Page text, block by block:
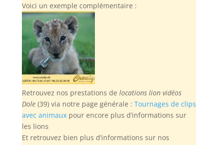
Voici un exemple complémentaire :
Retrouvez nos prestations de locations lion vidéos
Dole(39) via notre page générale : Tournages de clips
avec animauxpour encore plus d’informations sur
les lions
Et retrouvez bien plus d’informations sur nos